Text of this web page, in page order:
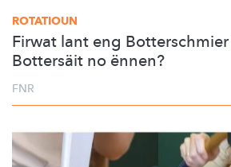
ROTATIOUN
Firwat lant eng
Bottersäit no ënnen?
FNR